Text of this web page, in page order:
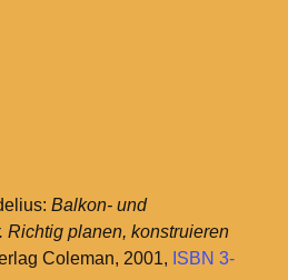
Balkon- und
Richtig planen, konstruieren
Coleman, 2001, ISBN 3-